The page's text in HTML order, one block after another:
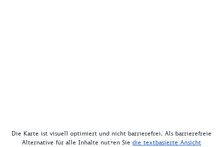
Die Karte ist visuell optimiert und nicht barrierefrei. Als barrierefreie
Alternative für alle Inhalte nutzen Sie die textbasierte Ansicht